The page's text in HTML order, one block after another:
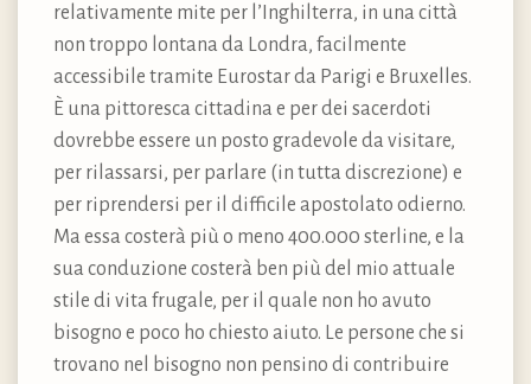
relativamente mite per l’Inghilterra, in una città
non troppo lontana da Londra, facilmente
accessibile tramite Eurostar da Parigi e Bruxelles.
È una pittoresca cittadina e per dei sacerdoti
dovrebbe essere un posto gradevole da visitare,
per rilassarsi, per parlare (in tutta discrezione) e
per riprendersi per il difficile apostolato odierno.
Ma essa costerà più o meno 400.000 sterline, e la
sua conduzione costerà ben più del mio attuale
stile di vita frugale, per il quale non ho avuto
bisogno e poco ho chiesto aiuto. Le persone che si
trovano nel bisogno non pensino di contribuire